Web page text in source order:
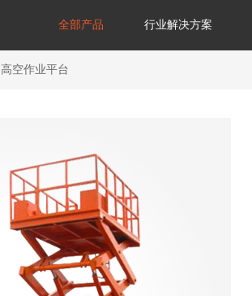
全部产品 行业解决方案
高空作业平台